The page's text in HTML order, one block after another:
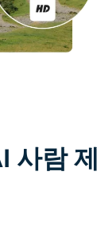
사람 제